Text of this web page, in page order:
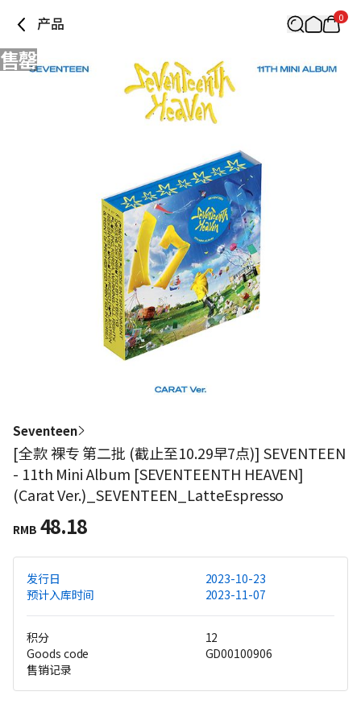
产品 0
售罄
Seventeen
[全款 裸专 第二批 (截止至10.29早7点)] SEVENTEEN
- 11th Mini Album [SEVENTEENTH HEAVEN]
(Carat Ver.)_SEVENTEEN_LatteEspresso
RMB 48.18
发行日
2023-10-23
预计入库时间
2023-11-07
积分
12
Goods code
GD00100906
售销记录